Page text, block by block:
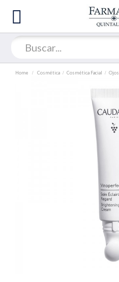
Home Cosmética Cosmética Facial Ojos